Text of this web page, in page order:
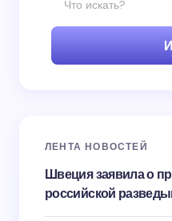
ЛЕНТА НОВОСТЕЙ
Швеция заявила о
российской